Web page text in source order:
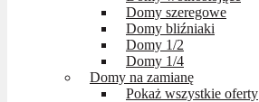
Domy szeregowe
Domy bliźniaki
Domy 1/2
Domy 1/4
Domy na zamianę
Pokaż wszystkie oferty